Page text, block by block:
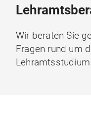
Wir beraten Sie
Fragen rund um